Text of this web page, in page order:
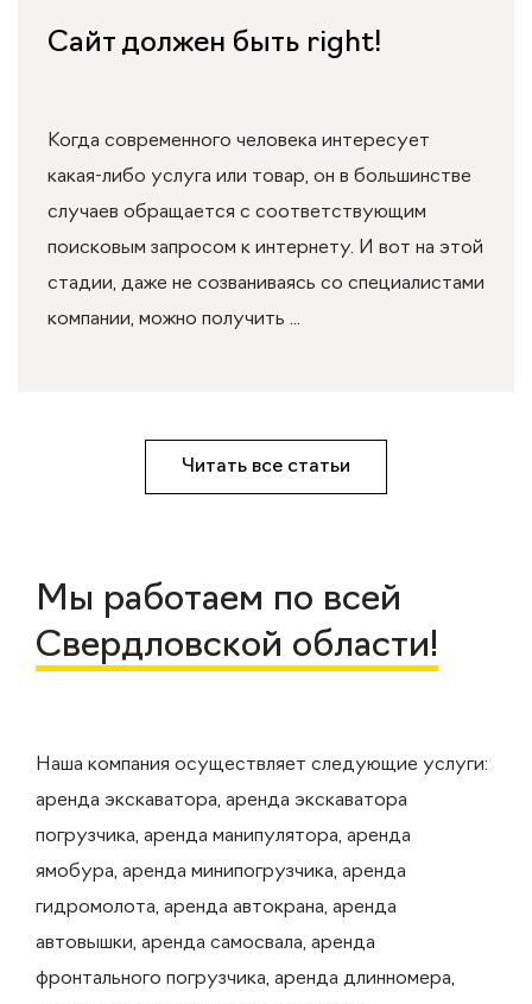
Сайт должен быть right!
Когда современного человека интересует
какая-либо услуга или товар, он в большинстве
случаев обращается с соответствующим
поисковым запросом к интернету. И вот на этой
стадии, даже не созваниваясь со специалистами
компании, можно получить ...
Читать все статьи
Мы работаем по всей
Свердловской области!
Наша компания осуществляет следующие услуги:
аренда экскаватора, аренда экскаватора
погрузчика, аренда манипулятора, аренда
ямобура, аренда минипогрузчика, аренда
гидромолота, аренда автокрана, аренда
автовышки, аренда самосвала, аренда
фронтального погрузчика, аренда длинномера,